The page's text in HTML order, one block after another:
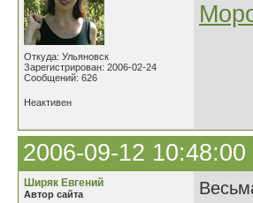
Откуда: Ульяновск
Зарегистрирован: 2006-02-24
Сообщений: 626
Неактивен
2006-09-12 10:48:00
Ширяк Евгений
Автор сайта